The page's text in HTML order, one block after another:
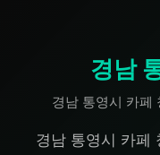
경남
경남 통영시 카페
경남 통영시 카페